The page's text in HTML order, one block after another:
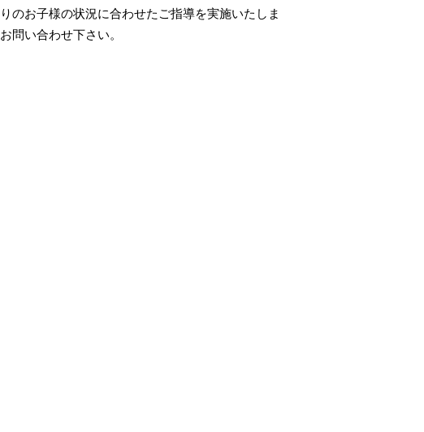
のお子様の状況に合わせたご指導を実施いたしま
問い合わせ下さい。